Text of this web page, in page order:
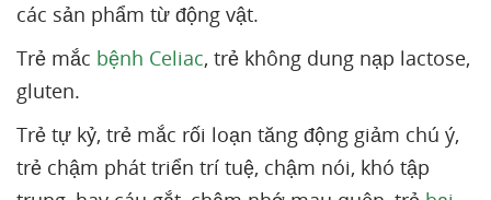
các sản phẩm từ động vật.
Trẻ mắc bệnh Celiac, trẻ không dung nạp lactose,
gluten.
Trẻ tự kỷ, trẻ mắc rối loạn tăng động giảm chú ý,
trẻ chậm phát triển trí tuệ, chậm nói, khó tập